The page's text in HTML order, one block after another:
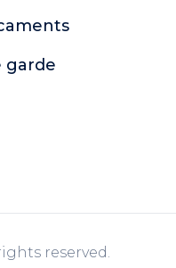
garde
reserved.